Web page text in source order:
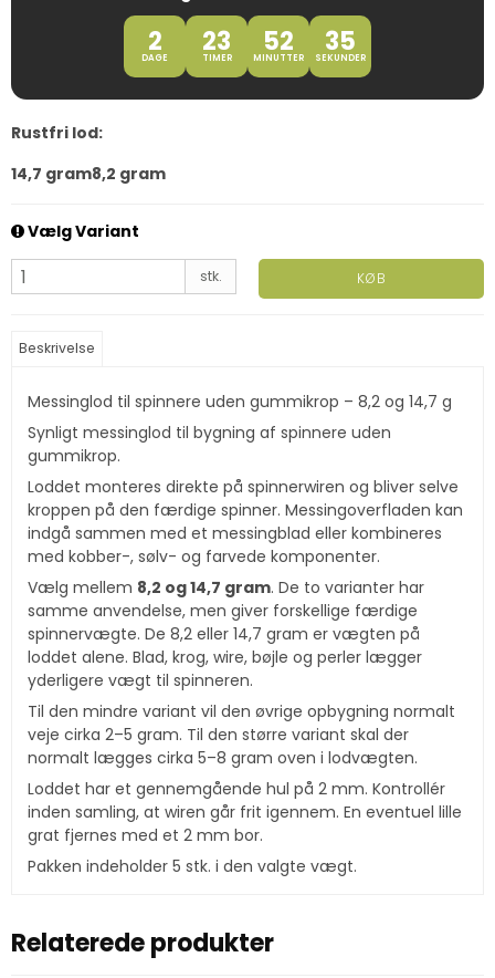
2
DAGE 23
TIMER 52
MINUTTER 34
SEKUNDER
Rustfri lod:
14,7 gram8,2 gram
Vælg Variant
stk. KØB
Beskrivelse
Messinglod til spinnere uden gummikrop – 8,2 og 14,7 g
Synligt messinglod til bygning af spinnere uden
gummikrop.
Loddet monteres direkte på spinnerwiren og bliver selve
kroppen på den færdige spinner. Messingoverfladen kan
indgå sammen med et messingblad eller kombineres
med kobber-, sølv- og farvede komponenter.
Vælg mellem 8,2 og 14,7 gram. De to varianter har
samme anvendelse, men giver forskellige færdige
spinnervægte. De 8,2 eller 14,7 gram er vægten på
loddet alene. Blad, krog, wire, bøjle og perler lægger
yderligere vægt til spinneren.
Til den mindre variant vil den øvrige opbygning normalt
veje cirka 2–5 gram. Til den større variant skal der
normalt lægges cirka 5–8 gram oven i lodvægten.
Loddet har et gennemgående hul på 2 mm. Kontrollér
inden samling, at wiren går frit igennem. En eventuel lille
grat fjernes med et 2 mm bor.
Pakken indeholder 5 stk. i den valgte vægt.
Relaterede produkter